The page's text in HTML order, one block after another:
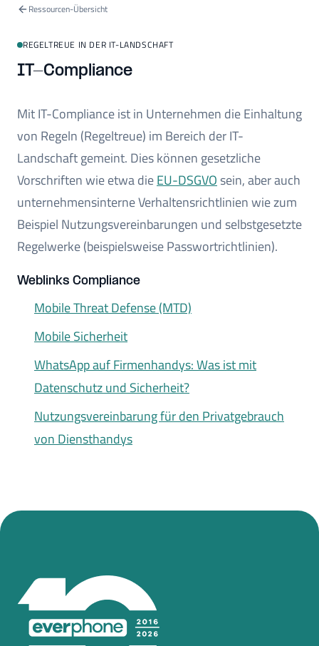
Ressourcen-Übersicht
REGELTREUE IN DER IT-LANDSCHAFT
IT-Compliance
Mit IT-Compliance ist in Unternehmen die Einhaltung
von Regeln (Regeltreue) im Bereich der IT-
Landschaft gemeint. Dies können gesetzliche
Vorschriften wie etwa dieEU-DSGVOsein, aber auch
unternehmensinterne Verhaltensrichtlinien wie zum
Beispiel Nutzungsvereinbarungen und selbstgesetzte
Regelwerke (beispielsweise Passwortrichtlinien).
Weblinks Compliance
Mobile Threat Defense (MTD)
Mobile Sicherheit
WhatsApp auf Firmenhandys: Was ist mit
Datenschutz und Sicherheit?
Nutzungsvereinbarung für den Privatgebrauch
von Diensthandys